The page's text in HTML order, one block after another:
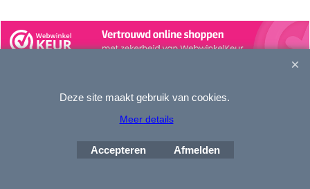
Webwinkel gemaakt met
software.
Deze site maakt gebruik van cookies.
Meer details
Accepteren Afmelden